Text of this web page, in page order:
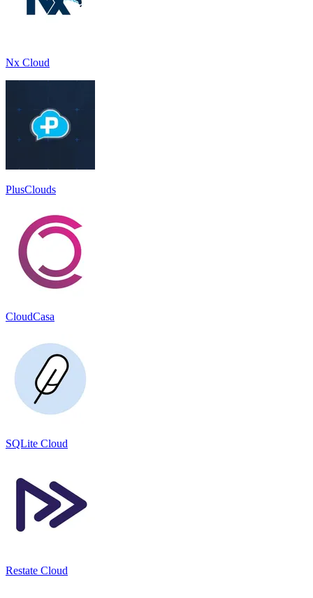
Nx Cloud
PlusClouds
CloudCasa
SQLite Cloud
Restate Cloud